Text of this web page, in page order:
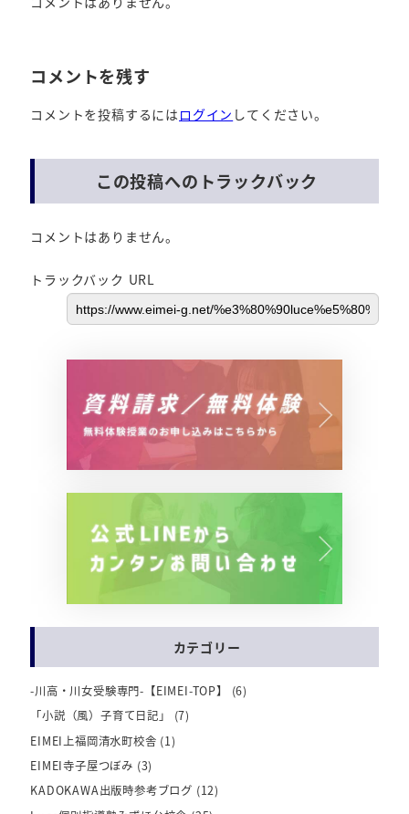
コメントを残す
コメントを投稿するには ログイン してください。
この投稿へのトラックバック
コメントはありません。
トラックバック URL
カテゴリー
-川高・川女受験専門-【EIMEI-TOP】
(6)
「小説（風）子育て日記」
(7)
EIMEI上福岡清水町校舎 (1)
EIMEI寺子屋つぼみ (3)
KADOKAWA出版時参考ブログ (12)